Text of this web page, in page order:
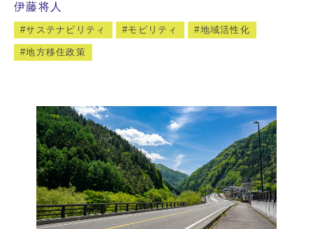
伊藤将人
サステナビリティ モビリティ 地域活性化
地方移住政策